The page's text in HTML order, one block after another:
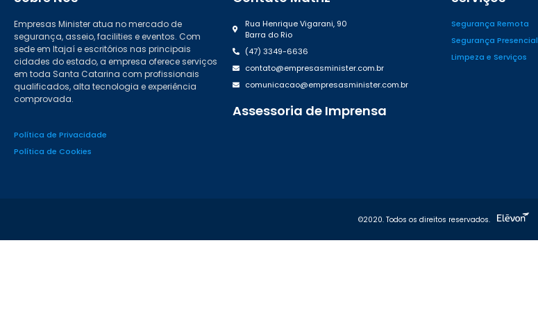
Empresas Minister atua no mercado de
segurança, asseio, facilities e eventos. Com
sede em Itajaí e escritórios nas principais
cidades do estado, a empresa oferece serviços
em toda Santa Catarina com profissionais
qualificados, alta tecnologia e experiência
comprovada.
Política de Privacidade
Política de Cookies
Rua Henrique Vigarani, 90
Barra do Rio
(47) 3349-6636
contato@empresasminister.com.br
comunicacao@empresasminister.com.br
(47) 99988.4642
Assessoria de Imprensa
Segurança Remota
Segurança Presencial
Limpeza e Serviços
©2020. Todos os direitos reservados.